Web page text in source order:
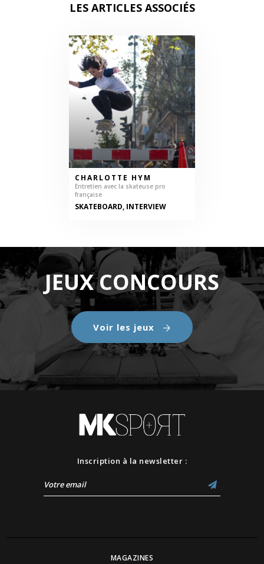
LES ARTICLES ASSOCIÉS
CHARLOTTE HYM
Entretien avec la skateuse pro
française
SKATEBOARD, INTERVIEW
JEUX CONCOURS
Voir les jeux
Inscription à la newsletter :
MAGAZINES